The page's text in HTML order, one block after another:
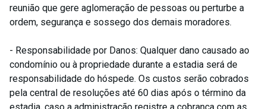
reunião que gere aglomeração de pessoas ou perturbe a
ordem, segurança e sossego dos demais moradores.
- Responsabilidade por Danos: Qualquer dano causado ao
condomínio ou à propriedade durante a estadia será de
responsabilidade do hóspede. Os custos serão cobrados
pela central de resoluções até 60 dias após o término da